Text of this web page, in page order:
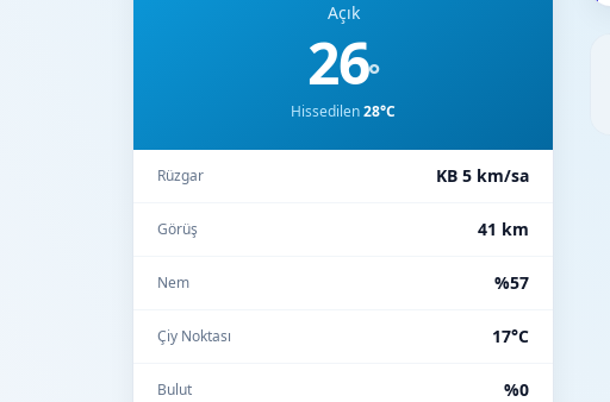
Açık
26°
Hissedilen28°C
Rüzgar KB 5 km/sa
Görüş 41 km
Nem %57
Çiy Noktası 17°C
Bulut %0